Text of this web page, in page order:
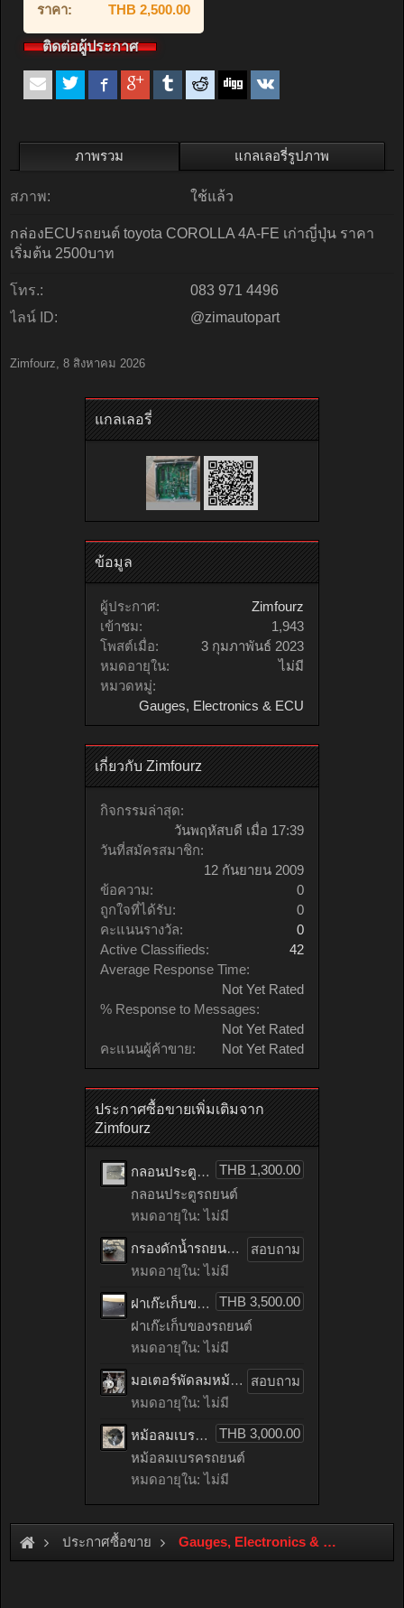
ราคา: THB 2,500.00
ติดต่อผู้ประกาศ
ภาพรวม แกลเลอรี่รูปภาพ
สภาพ: ใช้แล้ว
กล่องECUรถยนต์ toyota COROLLA 4A-FE เก่าญี่ปุ่น ราคา
เริ่มต้น 2500บาท
โทร.:
083 971 4496
ไลน์ ID:
@zimautopart
Zimfourz, 8 สิงหาคม 2026
แกลเลอรี่
ข้อมูล
ผู้ประกาศ:
Zimfourz
เข้าชม:
1,943
โพสต์เมื่อ:
3 กุมภาพันธ์ 2023
หมดอายุใน:
ไม่มี
หมวดหมู่:
Gauges, Electronics & ECU
เกี่ยวกับ Zimfourz
กิจกรรมล่าสุด:
วันพฤหัสบดี เมื่อ 17:39
วันที่สมัครสมาชิก:
12 กันยายน 2009
ข้อความ:
0
ถูกใจที่ได้รับ:
0
คะแนนรางวัล:
0
Active Classifieds:
42
Average Response Time:
Not Yet Rated
% Response to Messages:
Not Yet Rated
คะแนนผู้ค้าขาย:
Not Yet Rated
ประกาศซื้อขายเพิ่มเติมจาก
Zimfourz
THB 1,300.00
กลอนประตูรถยนต์ HONDA accord เก่าญี่ปุ่น
กลอนประตูรถยนต์
หมดอายุใน: ไม่มี
สอบถาม
กรองดักน้ำรถยนต์ toyota TIGER เก่าญี่ปุ่น
หมดอายุใน: ไม่มี
THB 3,500.00
ฝาเก๊ะเก็บของรถยนต์ benz C200 CGI เก่าญี่ปุ่น
ฝาเก๊ะเก็บของรถยนต์
หมดอายุใน: ไม่มี
สอบถาม
มอเตอร์พัดลมหม้อน้ำรถยนต์ HONDA ACCORD เก่าญี่ปุ่น
หมดอายุใน: ไม่มี
THB 3,000.00
หม้อลมเบรครถยนต์ mitsubishi LANCER EX เก่าญี่ปุ่น
หม้อลมเบรครถยนต์
หมดอายุใน: ไม่มี
ประกาศซื้อขาย Gauges, Electronics & ECU